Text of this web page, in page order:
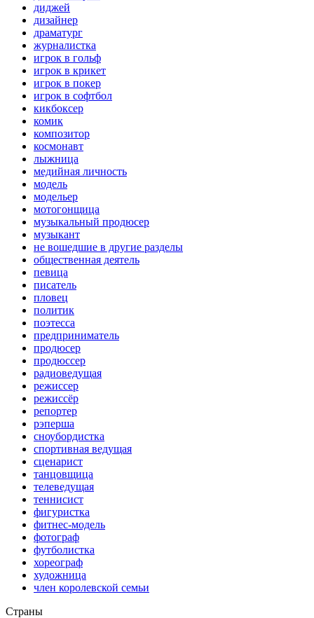
диджей
дизайнер
драматург
журналистка
игрок в гольф
игрок в крикет
игрок в покер
игрок в софтбол
кикбоксер
комик
композитор
космонавт
лыжница
медийная личность
модель
модельер
мотогонщица
музыкальный продюсер
музыкант
не вошедшие в другие разделы
общественная деятель
певица
писатель
пловец
политик
поэтесса
предприниматель
продюсер
продюссер
радиоведущая
режиссер
режиссёр
репортер
рэперша
сноубордистка
спортивная ведущая
сценарист
танцовщица
телеведущая
теннисист
фигуристка
фитнес-модель
фотограф
футболистка
хореограф
художница
член королевской семьи
Страны